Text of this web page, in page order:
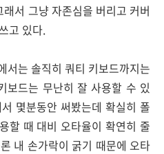
서 그냥 자존심을 버리고 커버
고 있다.
서는 솔직히 쿼티 키보드까지는
보드는 무난히 잘 사용할 수 있
몇분동안 써봤는데 확실히 폴
할 때 대비 오타율이 확연히 줄
내 손가락이 굵기 때문에 오타